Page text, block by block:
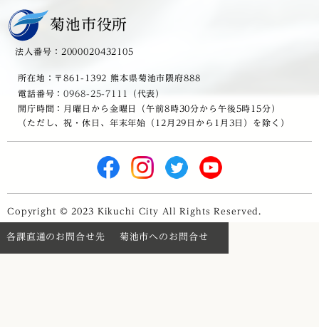
菊池市役所
法人番号：2000020432105
所在地：〒861-1392 熊本県菊池市隈府888
電話番号：0968-25-7111
（代表）
開庁時間：月曜日から金曜日（午前8時30分から午後5時15分）
（ただし、祝・休日、年末年始（12月29日から1月3日）を除く）
Copyright © 2023 Kikuchi City All Rights Reserved.
各課直通のお問合せ先 菊池市へのお問合せ